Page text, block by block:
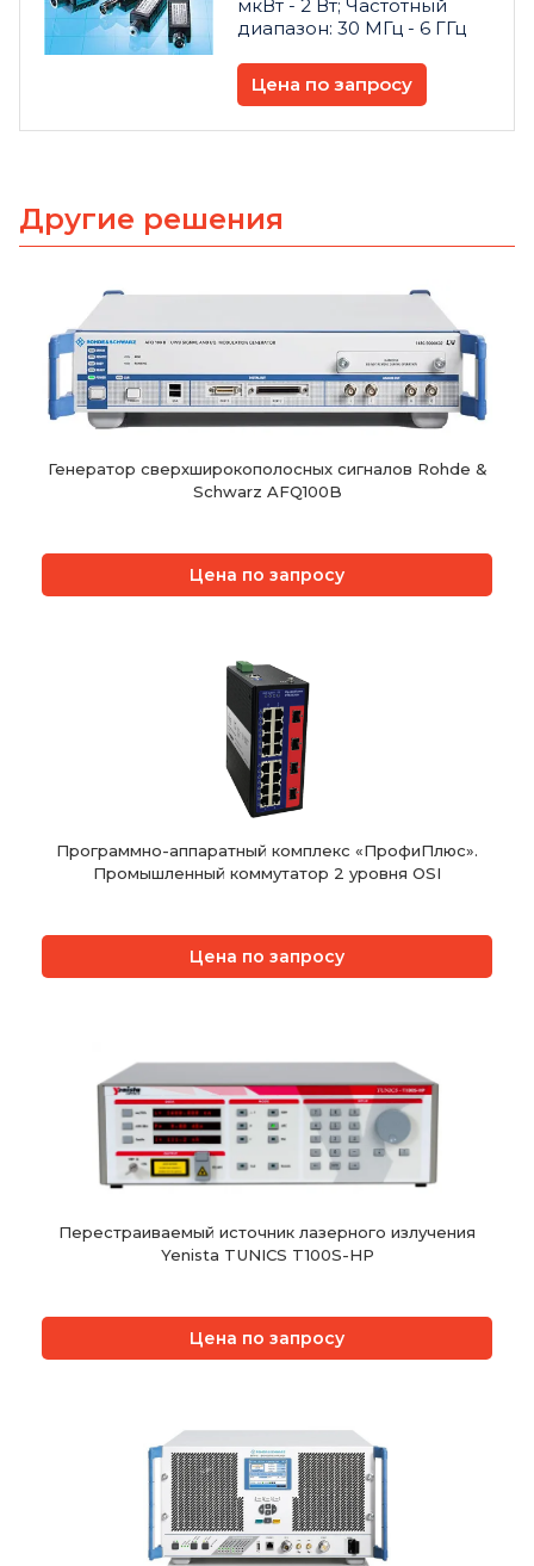
мкВт - 2 Вт; Частотный
диапазон: 30 МГц - 6 ГГц
Цена по запросу
Другие решения
Генератор сверхширокополосных сигналов Rohde &
Schwarz AFQ100B
Цена по запросу
Программно-аппаратный комплекс «ПрофиПлюс».
Промышленный коммутатор 2 уровня OSI
Цена по запросу
Перестраиваемый источник лазерного излучения
Yenista TUNICS T100S-HP
Цена по запросу